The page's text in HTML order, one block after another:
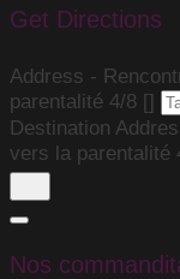
Get Directions
Address -
parentalité 4/8 []
Destination
vers la parentalité
Nos